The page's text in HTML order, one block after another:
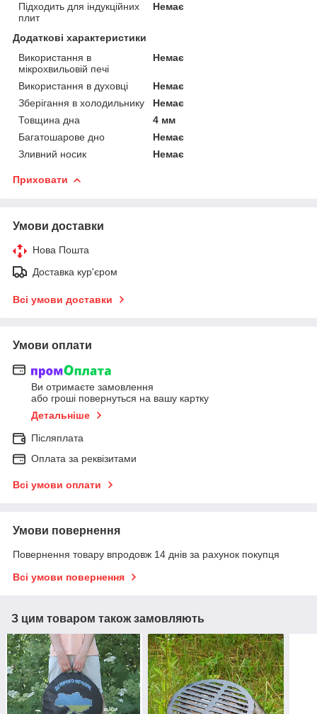
Підходить для індукційних
плит
Немає
Додаткові характеристики
Використання в
мікрохвильовій печі
Немає
Використання в духовці
Немає
Зберігання в холодильнику
Немає
Товщина дна
4 мм
Багатошарове дно
Немає
Зливний носик
Немає
Приховати
Умови доставки
Нова Пошта
Доставка кур'єром
Всі умови доставки
Умови оплати
Ви отримаєте замовлення
або гроші повернуться на вашу картку
Детальніше
Післяплата
Оплата за реквізитами
Всі умови оплати
Умови повернення
Повернення товару впродовж 14 днів за рахунок покупця
Всі умови повернення
З цим товаром також замовляють